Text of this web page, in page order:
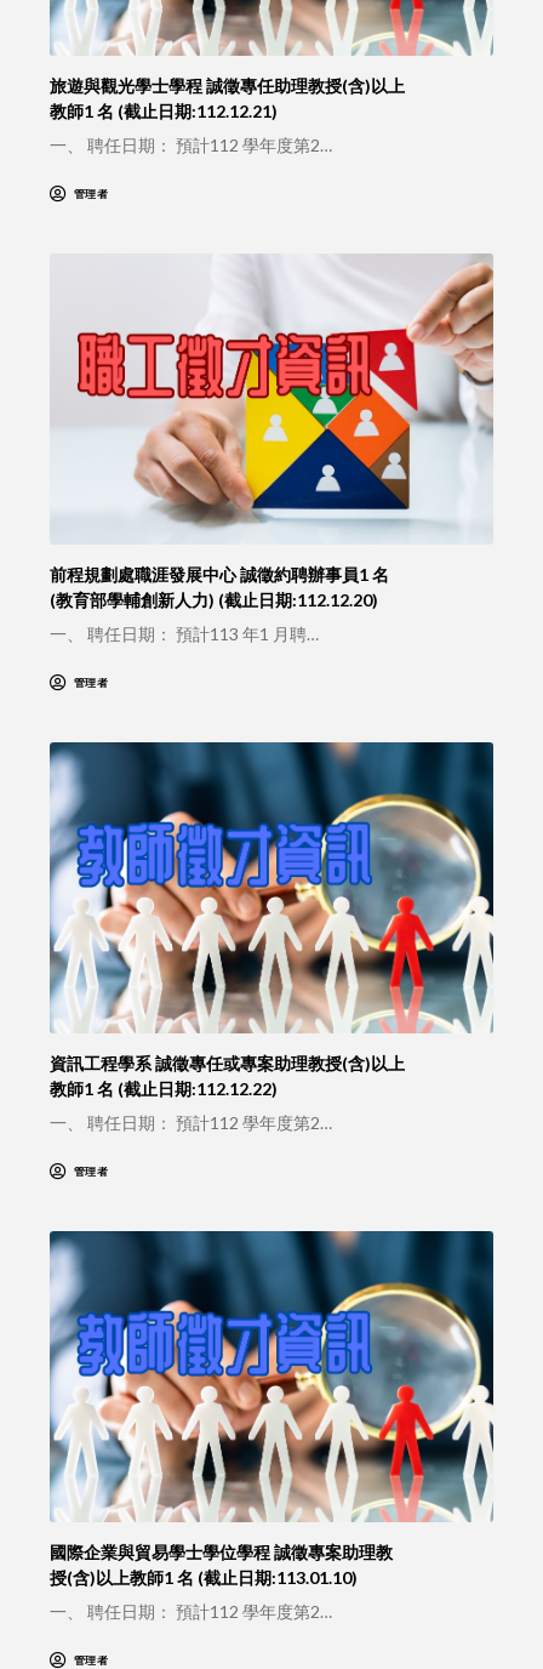
旅遊與觀光學士學程 誠徵專任助理教授(含)以上
教師1 名 (截止日期:112.12.21)
一、 聘任日期： 預計112 學年度第2…
管理者
前程規劃處職涯發展中心 誠徵約聘辦事員1 名
(教育部學輔創新人力) (截止日期:112.12.20)
一、 聘任日期： 預計113 年1 月聘…
管理者
資訊工程學系 誠徵專任或專案助理教授(含)以上
教師1 名 (截止日期:112.12.22)
一、 聘任日期： 預計112 學年度第2…
管理者
國際企業與貿易學士學位學程 誠徵專案助理教
授(含)以上教師1 名 (截止日期:113.01.10)
一、 聘任日期： 預計112 學年度第2…
管理者